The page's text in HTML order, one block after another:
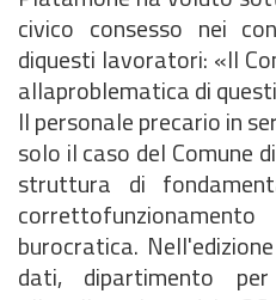
civico consesso nei
diquesti lavoratori: «Il
allaproblematica di
Il personale precario in
solo il caso del Comune
struttura di
burocratica.
dati, dipartimento